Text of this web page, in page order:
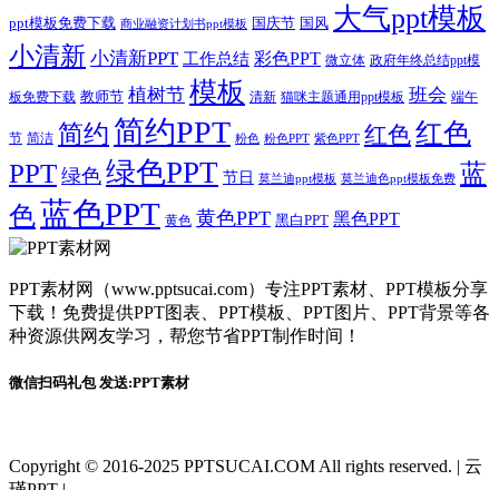
ppt模板免费下载 商业融资计划书ppt模板 国庆节 国风 大气ppt模板
小清新 小清新PPT 工作总结 彩色PPT 微立体 政府年终总结ppt模
板免费下载 教师节 植树节 模板 清新 猫咪主题通用ppt模板 班会 端午
节 简洁 简约 简约PPT 粉色 粉色PPT 紫色PPT 红色红色
PPT 绿色 绿色PPT 节日 莫兰迪ppt模板 莫兰迪色ppt模板免费 蓝
色蓝色PPT 黄色 黄色PPT 黑白PPT 黑色PPT
PPT素材网（www.pptsucai.com）专注PPT素材、PPT模板分享
下载！免费提供PPT图表、PPT模板、PPT图片、PPT背景等各
种资源供网友学习，帮您节省PPT制作时间！
微信扫码礼包 发送:PPT素材
Copyright © 2016-2025 PPTSUCAI.COM All rights reserved. | 云